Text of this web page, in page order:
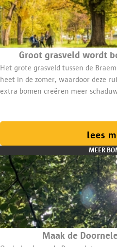
Groot grasveld wordt
Het grote grasveld tussen de
heet in de zomer, waardoor deze
extra bomen creëren meer
lees
MEER
Maak de